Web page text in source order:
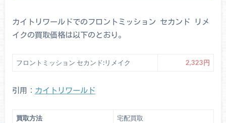
カイトリワールドでのフロントミッション セカンド リメ
イクの買取価格は以下のとおり。
フロントミッション セカンド:リメイク 2,323円
引用： カイトリワールド
買取方法 宅配買取